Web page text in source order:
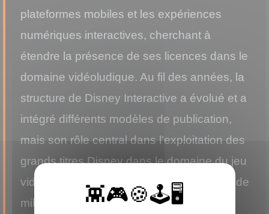
plateformes mobiles et les expériences
numériques interactives, cherchant à
étendre la présence de ses licences dans le
domaine vidéoludique. Au fil des années, la
structure de Disney Interactive a évolué et a
intégré différents modèles de publication,
mais son rôle central dans l’exploitation des
grands titres Disney dans le domaine du jeu
vidéo a contribué à façonner l’expérience de
millions de joueurs à travers le monde.